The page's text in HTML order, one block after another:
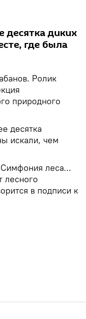
десятка диких
где была
Ролик
природного
десятка
искали, чем
леса...
лесного
в подписи к